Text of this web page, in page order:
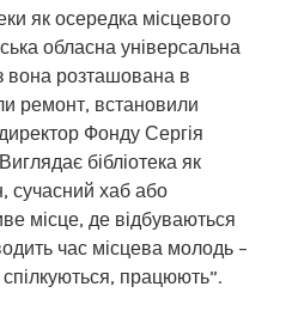
як осередка місцевого
обласна універсальна
вона розташована в
ремонт, встановили
Фонду Сергія
бібліотека як
сучасний хаб або
місце, де відбуваються
час місцева молодь –
спілкуються, працюють”.